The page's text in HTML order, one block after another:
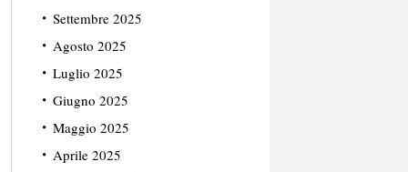
Settembre 2025
Agosto 2025
Luglio 2025
Giugno 2025
Maggio 2025
Aprile 2025